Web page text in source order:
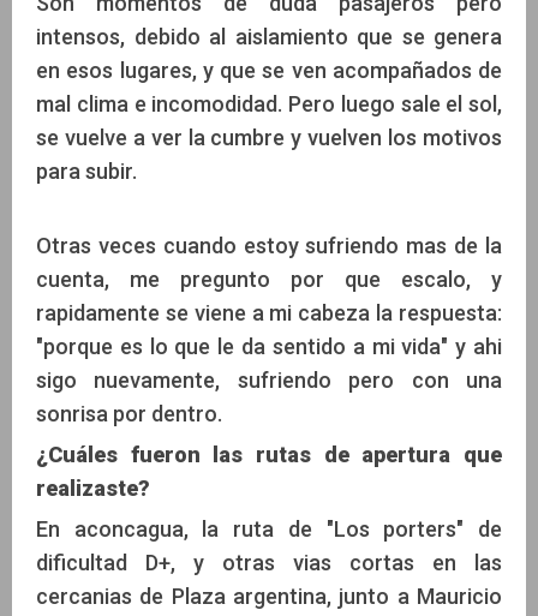
intensos, debido al aislamiento que se genera
en esos lugares, y que se ven acompañados de
mal clima e incomodidad. Pero luego sale el sol,
se vuelve a ver la cumbre y vuelven los motivos
para subir.
Otras veces cuando estoy sufriendo mas de la
cuenta, me pregunto por que escalo, y
rapidamente se viene a mi cabeza la respuesta:
"porque es lo que le da sentido a mi vida" y ahi
sigo nuevamente, sufriendo pero con una
sonrisa por dentro.
¿Cuáles fueron las rutas de apertura que
realizaste?
En aconcagua, la ruta de "Los porters" de
dificultad D+, y otras vias cortas en las
cercanias de Plaza argentina, junto a Mauricio